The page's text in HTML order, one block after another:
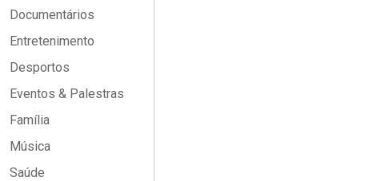
Documentários
Entretenimento
Desportos
Eventos & Palestras
Família
Música
Saúde